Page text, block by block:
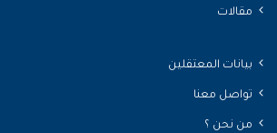
مقالات
بيانات المعتقلين
تواصل معنا
من نحن ؟